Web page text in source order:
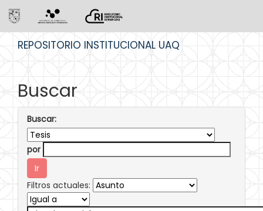
REPOSITORIO INSTITUCIONAL UAQ
Buscar
Buscar:
por
Filtros actuales: